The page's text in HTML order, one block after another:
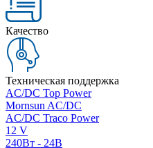
Качество
Техническая поддержка
AC/DC Top Power
Mornsun AC/DC
AC/DC Traco Power
12 V
240Вт - 24В